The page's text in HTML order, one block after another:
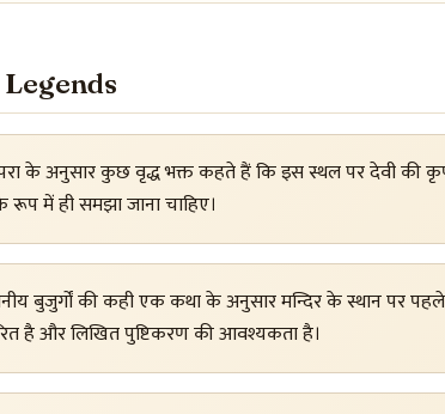
Legends
के अनुसार कुछ वृद्ध भक्त कहते हैं कि इस स्थल पर देवी की
रूप में ही समझा जाना चाहिए।
बुजुर्गों की कही एक कथा के अनुसार मन्दिर के स्थान पर पहले
है और लिखित पुष्टिकरण की आवश्यकता है।